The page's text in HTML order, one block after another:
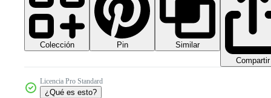
Colección Pin
Similar
Compartir
Licencia Pro Standard
¿Qué es esto?